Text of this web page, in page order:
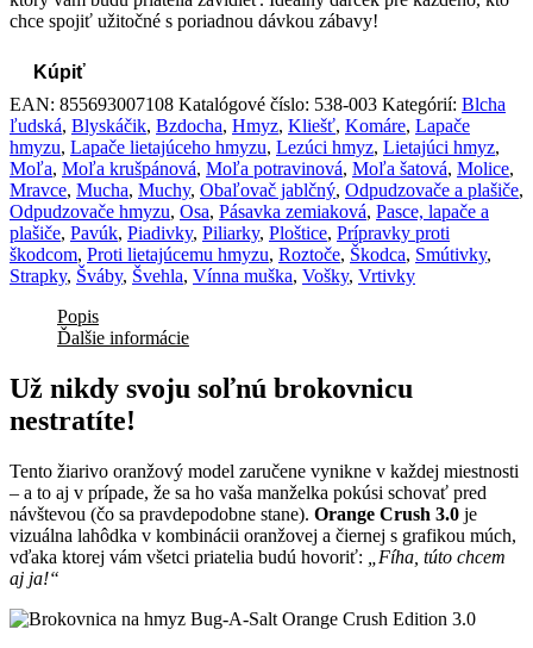
chce spojiť užitočné s poriadnou dávkou zábavy!
Kúpiť
EAN: 855693007108 Katalógové číslo: 538-003 Kategórií: Blcha
ľudská, Blyskáčik, Bzdocha, Hmyz, Kliešť, Komáre, Lapače
hmyzu, Lapače lietajúceho hmyzu, Lezúci hmyz, Lietajúci hmyz,
Moľa, Moľa krušpánová, Moľa potravinová, Moľa šatová, Molice,
Mravce, Mucha, Muchy, Obaľovač jablčný, Odpudzovače a plašiče,
Odpudzovače hmyzu, Osa, Pásavka zemiaková, Pasce, lapače a
plašiče, Pavúk, Piadivky, Piliarky, Ploštice, Prípravky proti
škodcom, Proti lietajúcemu hmyzu, Roztoče, Škodca, Smútivky,
Strapky, Šváby, Švehla, Vínna muška, Vošky, Vrtivky
Popis
Ďalšie informácie
Už nikdy svoju soľnú brokovnicu
nestratíte!
Tento žiarivo oranžový model zaručene vynikne v každej miestnosti
– a to aj v prípade, že sa ho vaša manželka pokúsi schovať pred
návštevou (čo sa pravdepodobne stane). Orange Crush 3.0 je
vizuálna lahôdka v kombinácii oranžovej a čiernej s grafikou múch,
vďaka ktorej vám všetci priatelia budú hovoriť:
„Fíha, túto chcem
aj ja!“